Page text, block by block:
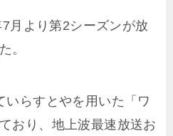
月より第2シーズンが放
。
いらすとやを用いた「ワ
おり、地上波最速放送お